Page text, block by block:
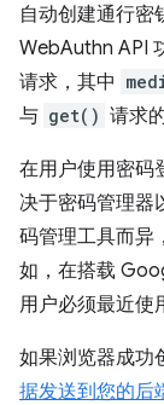
自动创建通行密
WebAuthn API
请求，其中
与 get() 请求
在用户使用密码
决于密码管理器
码管理工具而异
如，在搭载
用户必须最近使
如果浏览器成功
据发送到您的后